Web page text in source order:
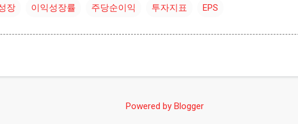
장 이익성장률 주당순이익 투자지표 EPS
Powered by Blogger